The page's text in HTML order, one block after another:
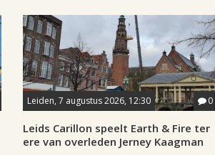
Leiden, 7 augustus 2026, 12:30 0
Leids Carillon speelt Earth & Fire ter
ere van overleden Jerney Kaagman